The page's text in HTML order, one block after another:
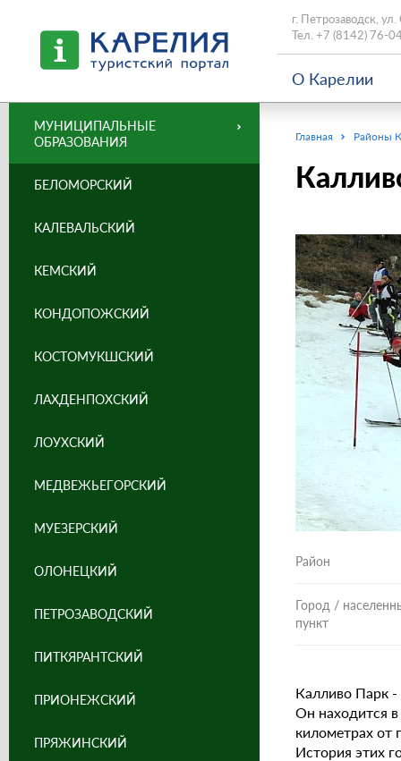
г. Петрозаводск,
Тел. +7 (8142) 76-
О Карелии
Главная Районы
Район
Город /
пункт
Калливо Парк
Он находится
километрах от
История этих
МУНИЦИПАЛЬНЫЕ
ОБРАЗОВАНИЯ
БЕЛОМОРСКИЙ
КАЛЕВАЛЬСКИЙ
КЕМСКИЙ
КОНДОПОЖСКИЙ
КОСТОМУКШСКИЙ
ЛАХДЕНПОХСКИЙ
ЛОУХСКИЙ
МЕДВЕЖЬЕГОРСКИЙ
МУЕЗЕРСКИЙ
ОЛОНЕЦКИЙ
ПЕТРОЗАВОДСКИЙ
ПИТКЯРАНТСКИЙ
ПРИОНЕЖСКИЙ
ПРЯЖИНСКИЙ